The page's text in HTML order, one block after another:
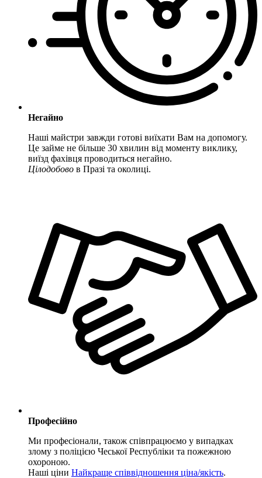
Негайно
Наші майстри завжди готові виїхати Вам на допомогу.
Це займе не більше 30 хвилин від моменту виклику,
виїзд фахівця проводиться негайно.
Цілодобово в Празі та околиці.
Професійно
Ми професіонали, також співпрацюємо у випадках
злому з поліцією Чеської Республіки та пожежною
охороною.
Наші ціни Найкраще співвідношення ціна/якість.